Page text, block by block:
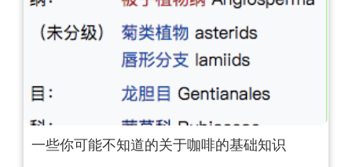
一些你可能不知道的关于咖啡的基础知识